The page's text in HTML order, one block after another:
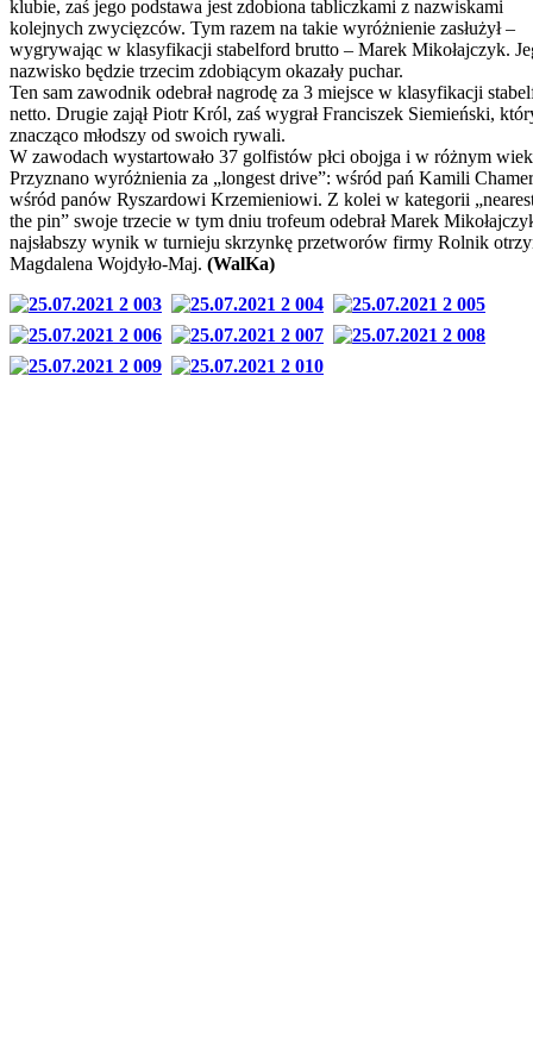
klubie, zaś jego podstawa jest zdobiona tabliczkami z nazwiskami
kolejnych zwycięzców. Tym razem na takie wyróżnienie zasłużył –
wygrywając w klasyfikacji stabelford brutto – Marek Mikołajczyk.
nazwisko będzie trzecim zdobiącym okazały puchar.
Ten sam zawodnik odebrał nagrodę za 3 miejsce w klasyfikacji
netto. Drugie zajął Piotr Król, zaś wygrał Franciszek Siemieński,
znacząco młodszy od swoich rywali.
W zawodach wystartowało 37 golfistów płci obojga i w różnym
Przyznano wyróżnienia za „longest drive”: wśród pań Kamili
wśród panów Ryszardowi Krzemieniowi. Z kolei w kategorii
the pin” swoje trzecie w tym dniu trofeum odebrał Marek
najsłabszy wynik w turnieju skrzynkę przetworów firmy Rolnik
Magdalena Wojdyło-Maj. (WalKa)